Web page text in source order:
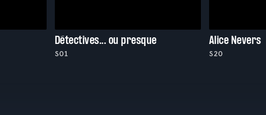
Détectives... ou presque
S01
Alice Nevers
S20